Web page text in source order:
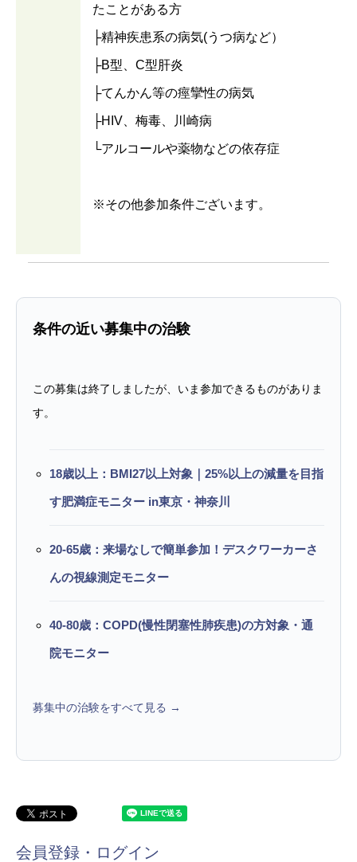
たことがある方
├精神疾患系の病気(うつ病など）
├B型、C型肝炎
├てんかん等の痙攣性の病気
├HIV、梅毒、川崎病
└アルコールや薬物などの依存症
※その他参加条件ございます。
条件の近い募集中の治験
この募集は終了しましたが、いま参加できるものがありま
す。
18歳以上：BMI27以上対象｜25%以上の減量を目指
す肥満症モニター in東京・神奈川
20-65歳：来場なしで簡単参加！デスクワーカーさ
んの視線測定モニター
40-80歳：COPD(慢性閉塞性肺疾患)の方対象・通
院モニター
募集中の治験をすべて見る →
会員登録・ログイン